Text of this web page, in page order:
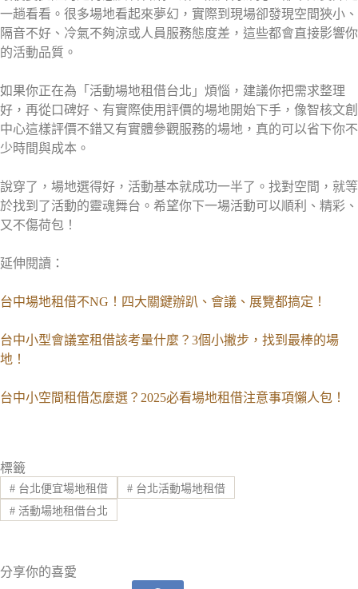
一趟看看。很多場地看起來夢幻，實際到現場卻發現空間狹小、
隔音不好、冷氣不夠涼或人員服務態度差，這些都會直接影響你
的活動品質。
如果你正在為「活動場地租借台北」煩惱，建議你把需求整理
好，再從口碑好、有實際使用評價的場地開始下手，像智核文創
中心這樣評價不錯又有實體參觀服務的場地，真的可以省下你不
少時間與成本。
說穿了，場地選得好，活動基本就成功一半了。找對空間，就等
於找到了活動的靈魂舞台。希望你下一場活動可以順利、精彩、
又不傷荷包！
延伸閱讀：
台中場地租借不NG！四大關鍵辦趴、會議、展覽都搞定！
台中小型會議室租借該考量什麼？3個小撇步，找到最棒的場
地！
台中小空間租借怎麼選？2025必看場地租借注意事項懶人包！
標籤
#台北便宜場地租借 #台北活動場地租借
#活動場地租借台北
分享你的喜愛